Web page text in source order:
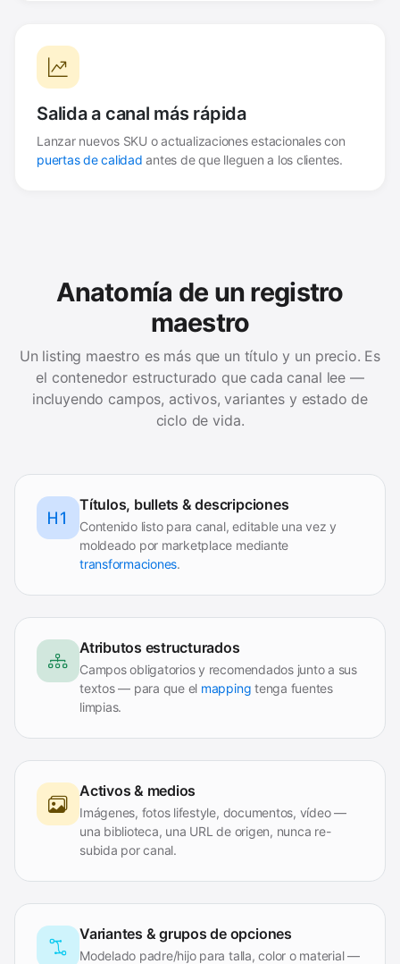
Salida a canal más rápida
Lanzar nuevos SKU o actualizaciones estacionales con
puertas de calidad antes de que lleguen a los clientes.
Anatomía de un registro
maestro
Un listing maestro es más que un título y un precio. Es
el contenedor estructurado que cada canal lee —
incluyendo campos, activos, variantes y estado de
ciclo de vida.
Títulos, bullets & descripciones
Contenido listo para canal, editable una vez y
moldeado por marketplace mediante
transformaciones.
Atributos estructurados
Campos obligatorios y recomendados junto a sus
textos — para que el mapping tenga fuentes
limpias.
Activos & medios
Imágenes, fotos lifestyle, documentos, vídeo —
una biblioteca, una URL de origen, nunca re-
subida por canal.
Variantes & grupos de opciones
Modelado padre/hijo para talla, color o material —